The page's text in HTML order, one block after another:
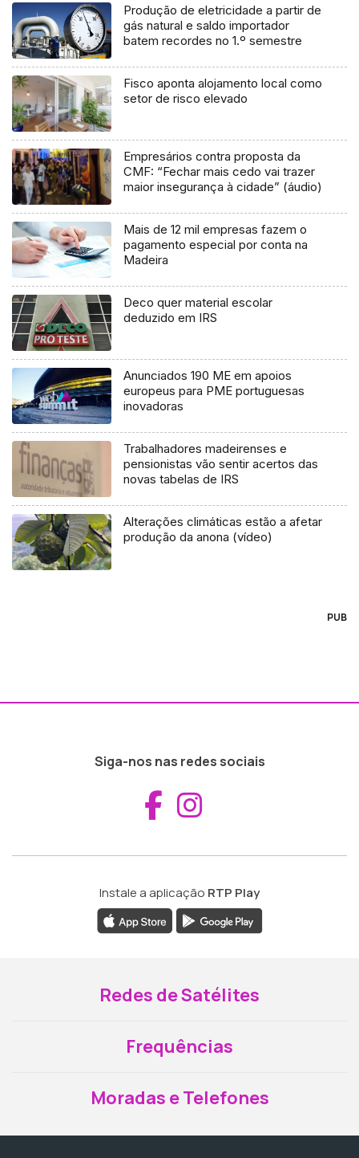
Produção de eletricidade a partir de
gás natural e saldo importador
batem recordes no 1.º semestre
Fisco aponta alojamento local como
setor de risco elevado
Empresários contra proposta da
CMF: “Fechar mais cedo vai trazer
maior insegurança à cidade” (áudio)
Mais de 12 mil empresas fazem o
pagamento especial por conta na
Madeira
Deco quer material escolar
deduzido em IRS
Anunciados 190 ME em apoios
europeus para PME portuguesas
inovadoras
Trabalhadores madeirenses e
pensionistas vão sentir acertos das
novas tabelas de IRS
Alterações climáticas estão a afetar
produção da anona (vídeo)
PUB
Siga-nos nas redes sociais
Aceder ao
Instale a aplicação RTP Play
Redes de Satélites
Frequências
Moradas e Telefones